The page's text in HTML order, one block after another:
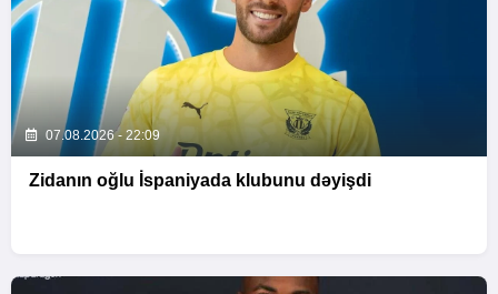
07.08.2026 - 22:09
Zidanın oğlu İspaniyada klubunu dəyişdi